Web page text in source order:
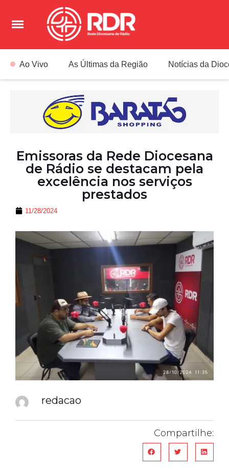
Ao Vivo As Últimas da Região Notícias da
Emissoras da Rede Diocesana
de Rádio se destacam pela
excelência nos serviços
prestados
11/28/2024
redacao
Compartilhe: